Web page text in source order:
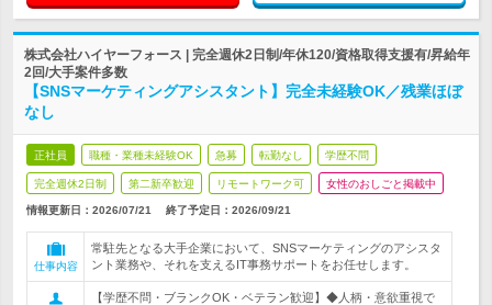
株式会社ハイヤーフォース | 完全週休2日制/年休120/資格取得支援有/昇給年
2回/大手案件多数
【SNSマーケティングアシスタント】完全未経験OK／残業ほぼ
なし
正社員 職種・業種未経験OK 急募 転勤なし 学歴不問
完全週休2日制 第二新卒歓迎 リモートワーク可 女性のおしごと掲載中
情報更新日：2026/07/21 終了予定日： 2026/09/21
仕事内容
常駐先となる大手企業において、SNSマーケティングのアシスタ
ント業務や、それを支えるIT事務サポートをお任せします。
【学歴不問・ブランクOK・ベテラン歓迎】◆人柄・意欲重視で